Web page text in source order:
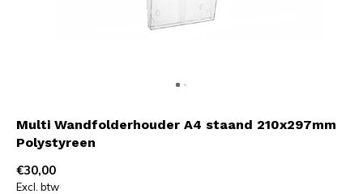
Multi Wandfolderhouder A4 staand 210x297mm
Polystyreen
€30,00
Excl. btw